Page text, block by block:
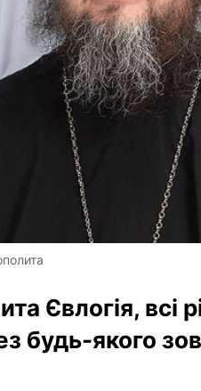
Євлогія, всі
будь-якого